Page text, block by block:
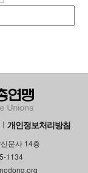
개인정보처리방침
문사 14층
1134